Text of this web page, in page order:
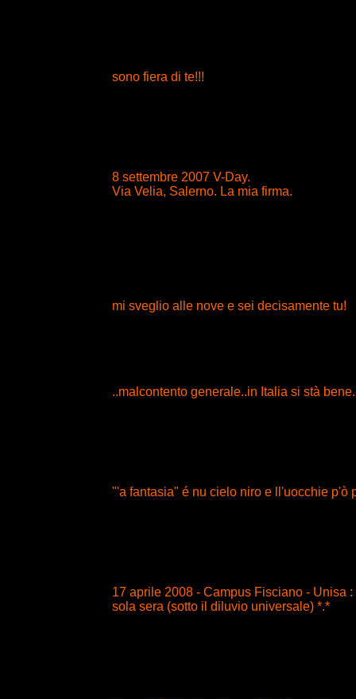
sono fiera di te!!!
8 settembre 2007 V-Day.
Via Velia, Salerno. La mia firma.
mi sveglio alle nove e sei decisamente tu!
..malcontento generale..in Italia si stà
"'a fantasia" é nu cielo niro e ll'uocchie p'ò
17 aprile 2008 - Campus Fisciano - Unisa
sola sera (sotto il diluvio universale) *.*